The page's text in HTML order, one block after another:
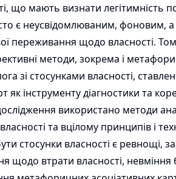
що мають визнати легітимність
є неусвідомлюваним, фоновим,
переживання щодо власності.
методи, зокрема і
зі стосунками власності,
інструменту діагностики та
використано методи
та вцілому принципів і
власності є ревнощі,
щодо втрати власності, невміння